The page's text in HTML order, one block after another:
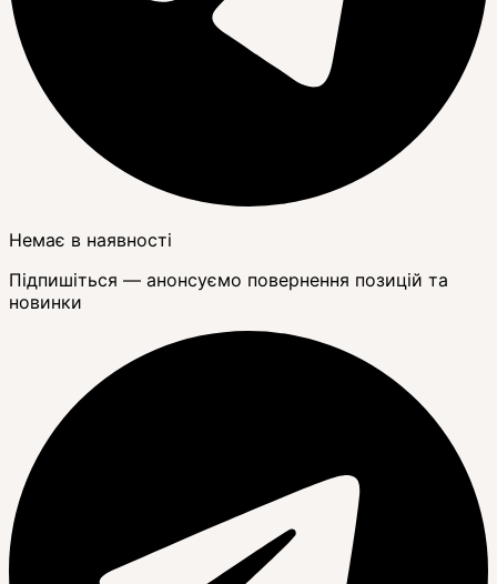
Немає в наявності
Підпишіться — анонсуємо повернення позицій та
новинки